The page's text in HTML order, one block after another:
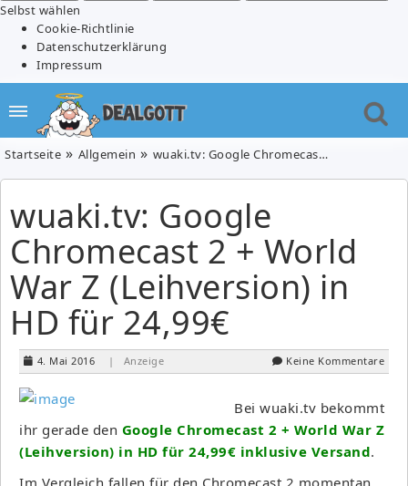
Selbst wählen
Cookie-Richtlinie
Datenschutzerklärung
Impressum
Startseite Allgemein wuaki.tv: Google Chromecast 2 + World War Z (Leihversion) in HD für 24,99€
wuaki.tv: Google
Chromecast 2 + World
War Z (Leihversion) in
HD für 24,99€
4. Mai 2016 | Anzeige Keine Kommentare
Bei wuaki.tv bekommt
ihr gerade den Google Chromecast 2 + World War Z
(Leihversion) in HD für 24,99€ inklusive Versand.
Im Vergleich fallen für den Chromecast 2 momentan